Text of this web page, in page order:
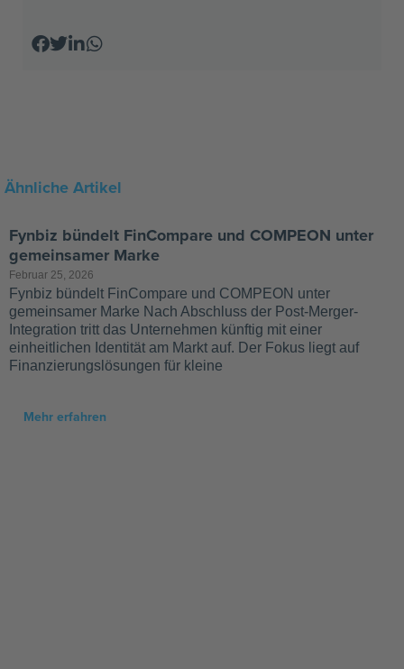
Ähnliche Artikel
Fynbiz bündelt FinCompare und COMPEON unter
gemeinsamer Marke
Februar 25, 2026
Fynbiz bündelt FinCompare und COMPEON unter
gemeinsamer Marke Nach Abschluss der Post-Merger-
Integration tritt das Unternehmen künftig mit einer
einheitlichen Identität am Markt auf. Der Fokus liegt auf
Finanzierungslösungen für kleine
Mehr erfahren